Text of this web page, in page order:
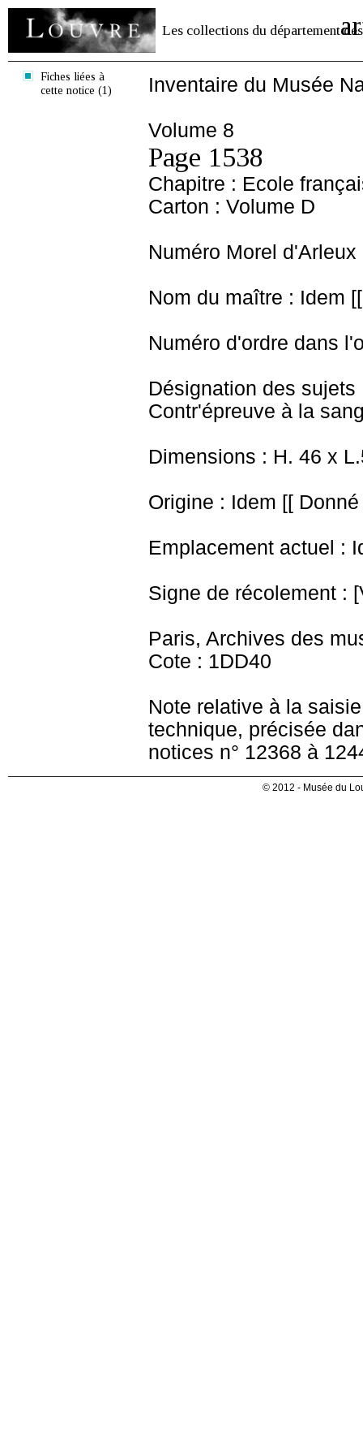
Les collections du département des
Fiches liées à
cette notice (1)
Inventaire du Musée
Volume 8
Page 1538
Chapitre : Ecole
Carton : Volume D
Numéro Morel d'Arleux
Nom du maître : Idem
Numéro d'ordre dans
Désignation des
Contr'épreuve à la
Dimensions : H. 46 x
Origine : Idem [[
Emplacement actuel :
Signe de récolement :
Paris, Archives des
Cote : 1DD40
Note relative à la
technique, précisée
notices n° 12368 à
© 2012 - Musée du